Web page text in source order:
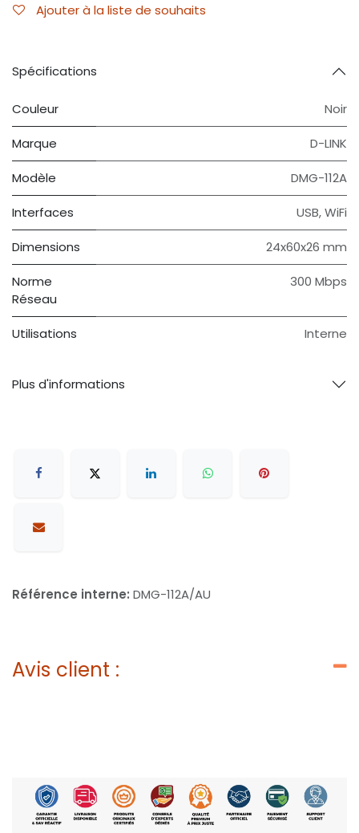
Ajouter à la liste de souhaits
Spécifications
Couleur Noir
Marque D-LINK
Modèle DMG-112A
Interfaces USB, WiFi
Dimensions 24x60x26 mm
Norme
Réseau
300 Mbps
Utilisations Interne
Plus d'informations
Référence interne: DMG-112A/AU
Avis client :